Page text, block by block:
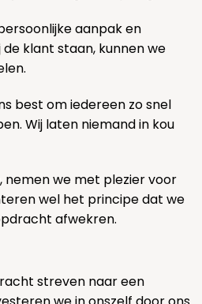
aanpak en
klant staan, kunnen we
best om iedereen zo snel
Wij laten niemand in kou
nemen we met plezier voor
wel het principe dat we
afwekren.
streven naar een